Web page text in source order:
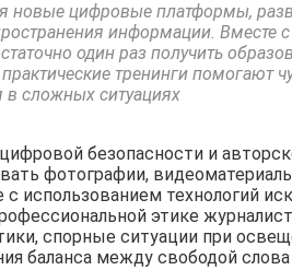
новые цифровые платформы,
информации. Вместе
один раз получить
тренинги помогают
сложных ситуациях
безопасности и
фотографии,
использованием технологий
этике
спорные ситуации при
баланса между свободой